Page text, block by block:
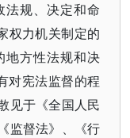
规、决定和命
权力机关制定的
地方性法规和决
对宪法监督的程
见于《全国人民
监督法》、《行